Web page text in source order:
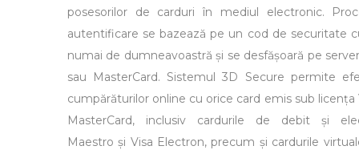
posesorilor de carduri în mediul electronic.
autentificare se bazează pe un cod de securitate
numai de dumneavoastră și se desfășoară pe
sau MasterCard. Sistemul 3D Secure permite
cumpărăturilor online cu orice card emis sub licența
MasterCard, inclusiv cardurile de debit și
Maestro și Visa Electron, precum și cardurile